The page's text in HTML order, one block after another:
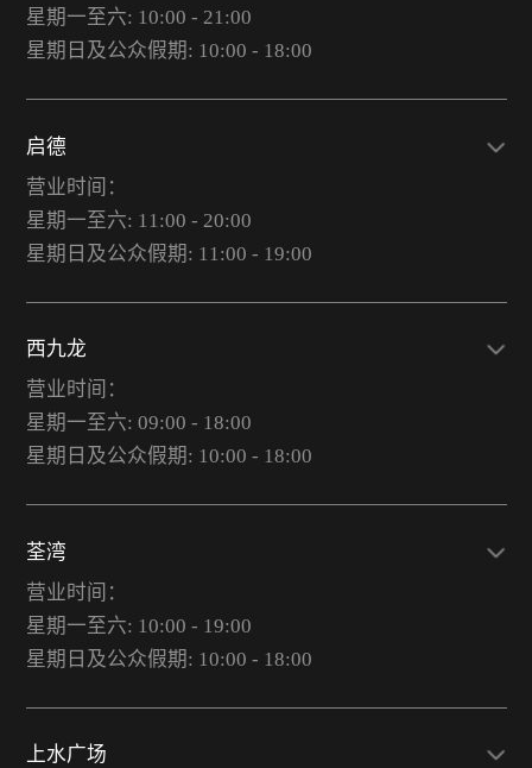
星期一至六: 10:00 - 21:00
星期日及公众假期: 10:00 - 18:00
启德
营业时间：
星期一至六: 11:00 - 20:00
星期日及公众假期: 11:00 - 19:00
西九龙
营业时间：
星期一至六: 09:00 - 18:00
星期日及公众假期: 10:00 - 18:00
荃湾
营业时间：
星期一至六: 10:00 - 19:00
星期日及公众假期: 10:00 - 18:00
上水广场